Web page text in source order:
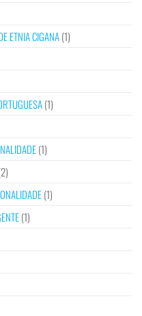
ETNIA CIGANA(1)
(1)
(1)
(1)
(1)